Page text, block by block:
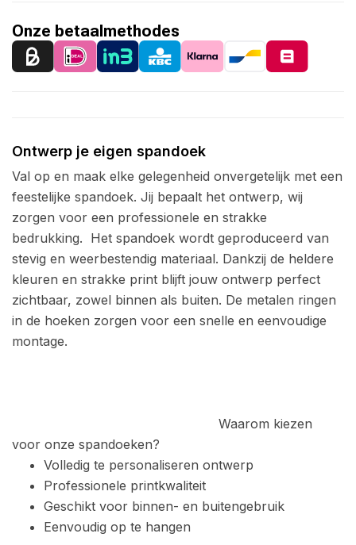
Onze betaalmethodes
Ontwerp je eigen spandoek
Val op en maak elke gelegenheid onvergetelijk met een
feestelijke spandoek. Jij bepaalt het ontwerp, wij
zorgen voor een professionele en strakke
bedrukking. Het spandoek wordt geproduceerd van
stevig en weerbestendig materiaal. Dankzij de heldere
kleuren en strakke print blijft jouw ontwerp perfect
zichtbaar, zowel binnen als buiten. De metalen ringen
in de hoeken zorgen voor een snelle en eenvoudige
montage.
Waarom kiezen
voor onze spandoeken?
Volledig te personaliseren ontwerp
Professionele printkwaliteit
Geschikt voor binnen- en buitengebruik
Eenvoudig op te hangen